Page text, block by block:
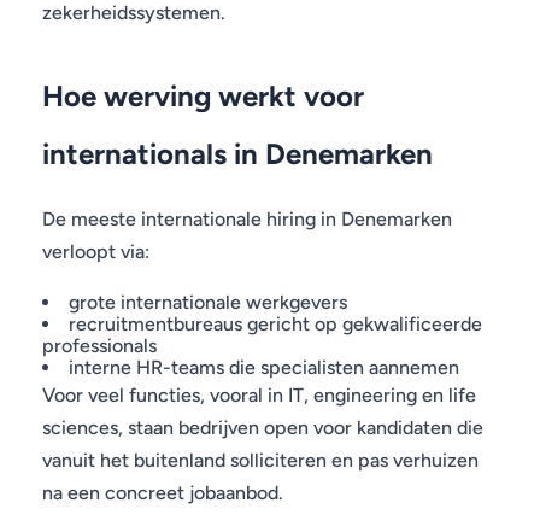
zekerheidssystemen.
Hoe werving werkt voor
internationals in Denemarken
De meeste internationale hiring in Denemarken
verloopt via:
grote internationale werkgevers
recruitmentbureaus gericht op gekwalificeerde
professionals
interne HR-teams die specialisten aannemen
Voor veel functies, vooral in IT, engineering en life
sciences, staan bedrijven open voor kandidaten die
vanuit het buitenland solliciteren en pas verhuizen
na een concreet jobaanbod.